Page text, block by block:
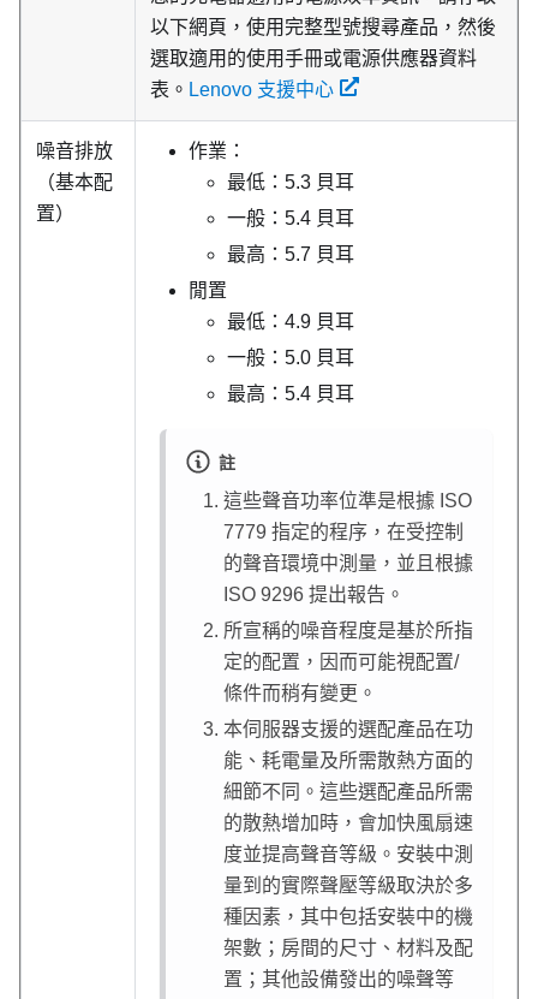
以下網頁，使用完整型號搜尋產品，然後
選取適用的使用手冊或電源供應器資料
表。 Lenovo 支援中心
噪音排放
（基本配
置）
作業：
最低：5.3 貝耳
一般：5.4 貝耳
最高：5.7 貝耳
閒置
最低：4.9 貝耳
一般：5.0 貝耳
最高：5.4 貝耳
註
這些聲音功率位準是根據 ISO
7779 指定的程序，在受控制
的聲音環境中測量，並且根據
ISO 9296 提出報告。
所宣稱的噪音程度是基於所指
定的配置，因而可能視配置/
條件而稍有變更。
本伺服器支援的選配產品在功
能、耗電量及所需散熱方面的
細節不同。這些選配產品所需
的散熱增加時，會加快風扇速
度並提高聲音等級。安裝中測
量到的實際聲壓等級取決於多
種因素，其中包括安裝中的機
架數；房間的尺寸、材料及配
置；其他設備發出的噪聲等